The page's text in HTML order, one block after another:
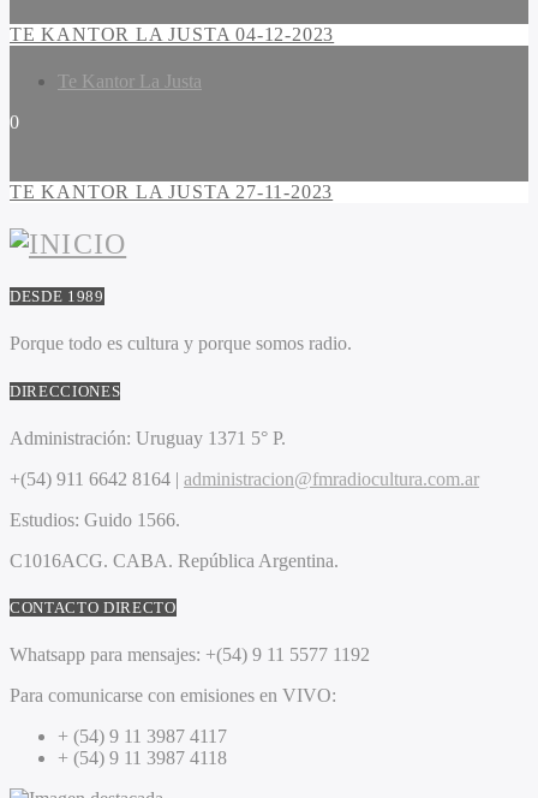
TE KANTOR LA JUSTA 04-12-2023
Te Kantor La Justa
0
TE KANTOR LA JUSTA 27-11-2023
DESDE 1989
Porque todo es cultura y porque somos radio.
DIRECCIONES
Administración: Uruguay 1371 5° P.
+(54) 911 6642 8164 | administracion@fmradiocultura.com.ar
Estudios: Guido 1566.
C1016ACG. CABA. República Argentina.
CONTACTO DIRECTO
Whatsapp para mensajes: +(54) 9 11 5577 1192
Para comunicarse con emisiones en VIVO:
+ (54) 9 11 3987 4117
+ (54) 9 11 3987 4118